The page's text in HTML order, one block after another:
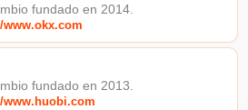
fundado en 2014.
www.okx.com
fundado en 2013.
www.huobi.com